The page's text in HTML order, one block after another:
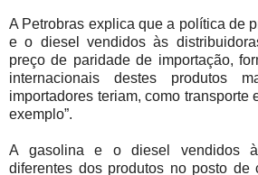
A Petrobras explica que a política de
e o diesel vendidos às
preço de paridade de importação,
internacionais destes produtos
importadores teriam, como transporte
exemplo”.
A gasolina e o diesel vendidos
diferentes dos produtos no posto de